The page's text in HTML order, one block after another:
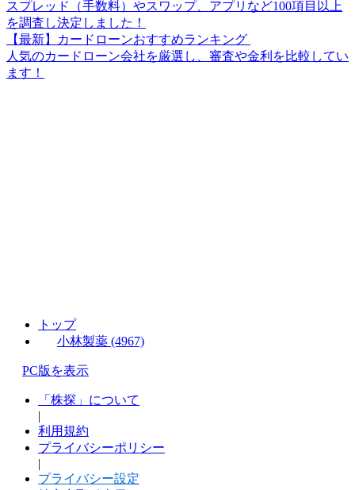
スプレッド（手数料）やスワップ、アプリなど100項目以上
を調査し決定しました！
【最新】カードローンおすすめランキング
人気のカードローン会社を厳選し、審査や金利を比較してい
ます！
トップ
小林製薬 (4967)
PC版を表示
「株探」について
|
利用規約
プライバシーポリシー
|
プライバシー設定